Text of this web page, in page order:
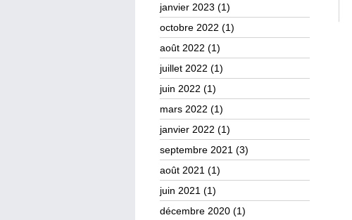
janvier 2023 (1)
octobre 2022 (1)
août 2022 (1)
juillet 2022 (1)
juin 2022 (1)
mars 2022 (1)
janvier 2022 (1)
septembre 2021 (3)
août 2021 (1)
juin 2021 (1)
décembre 2020 (1)